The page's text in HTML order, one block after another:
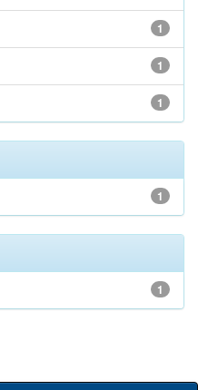
1
1
1
1
1